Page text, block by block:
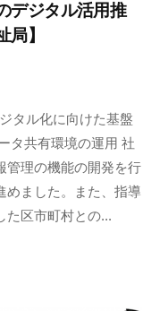
デジタル活用推
】
タル化に向けた基盤
タ共有環境の運用 社
管理の機能の開発を行
めました。また、指導
た区市町村との...